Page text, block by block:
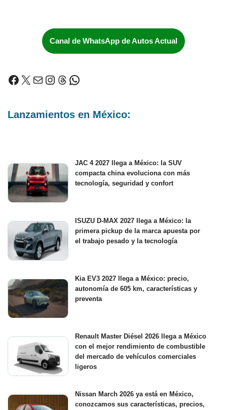
Canal de WhatsApp de Autos Actual
Lanzamientos en México:
JAC 4 2027 llega a México: la SUV
compacta china evoluciona con más
tecnología, seguridad y confort
ISUZU D-MAX 2027 llega a México: la
primera pickup de la marca apuesta por
el trabajo pesado y la tecnología
Kia EV3 2027 llega a México: precio,
autonomía de 605 km, características y
preventa
Renault Master Diésel 2026 llega a México
con el mejor rendimiento de combustible
del mercado de vehículos comerciales
ligeros
Nissan March 2026 ya está en México,
conozcamos sus características, precios,